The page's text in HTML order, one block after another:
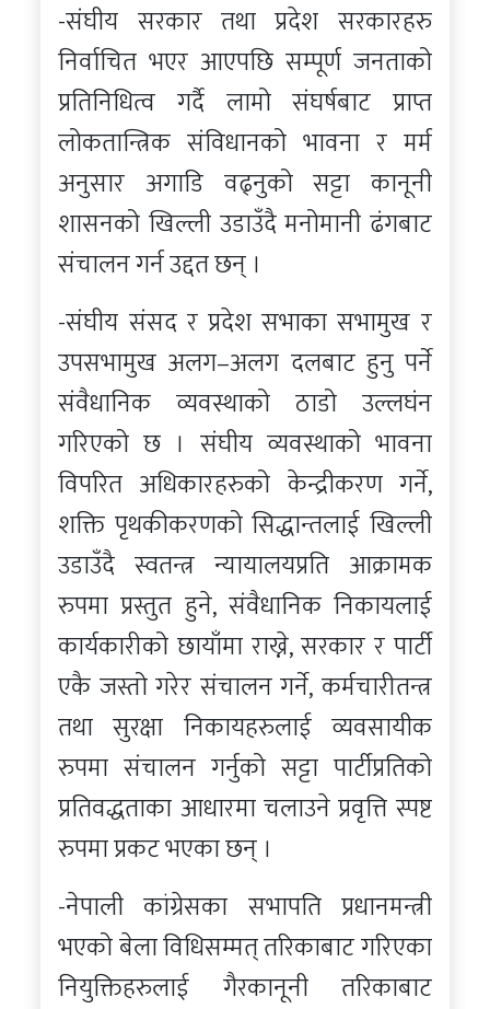
-संघीय सरकार तथा प्रदेश सरकारहरु
निर्वाचित भएर आएपछि सम्पूर्ण जनताको
प्रतिनिधित्व गर्दै लामो संघर्षबाट प्राप्त
लोकतान्त्रिक संविधानको भावना र मर्म
अनुसार अगाडि वढ्नुको सट्टा कानूनी
शासनको खिल्ली उडाउँदै मनोमानी ढंगबाट
संचालन गर्न उद्दत छन् ।
-संघीय संसद र प्रदेश सभाका सभामुख र
उपसभामुख अलग–अलग दलबाट हुनु पर्ने
संवैधानिक व्यवस्थाको ठाडो उल्लघंन
गरिएको छ । संघीय व्यवस्थाको भावना
विपरित अधिकारहरुको केन्द्रीकरण गर्ने,
शक्ति पृथकीकरणको सिद्धान्तलाई खिल्ली
उडाउँदै स्वतन्त्र न्यायालयप्रति आक्रामक
रुपमा प्रस्तुत हुने, संवैधानिक निकायलाई
कार्यकारीको छायाँमा राख्ने, सरकार र पार्टी
एकै जस्तो गरेर संचालन गर्ने, कर्मचारीतन्त्र
तथा सुरक्षा निकायहरुलाई व्यवसायीक
रुपमा संचालन गर्नुको सट्टा पार्टीप्रतिको
प्रतिवद्धताका आधारमा चलाउने प्रवृत्ति स्पष्ट
रुपमा प्रकट भएका छन् ।
-नेपाली कांग्रेसका सभापति प्रधानमन्त्री
भएको बेला विधिसम्मत् तरिकाबाट गरिएका
नियुक्तिहरुलाई गैरकानूनी तरिकाबाट